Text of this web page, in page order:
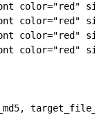
color="red"
color="red"
color="red"
color="red"